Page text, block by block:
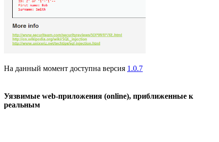
На данный момент доступна версия 1.0.7
Уязвимые web-приложения (online), приближенные к
реальным